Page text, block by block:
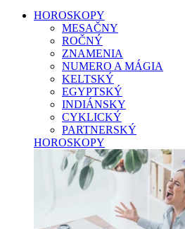
HOROSKOPY
MESAČNY
ROČNÝ
ZNAMENIA
NUMERO A MÁGIA
KELTSKÝ
EGYPTSKÝ
INDIÁNSKY
CYKLICKÝ
PARTNERSKÝ
HOROSKOPY